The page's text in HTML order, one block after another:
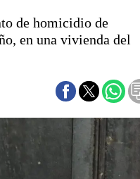
de homicidio de
en una vivienda del